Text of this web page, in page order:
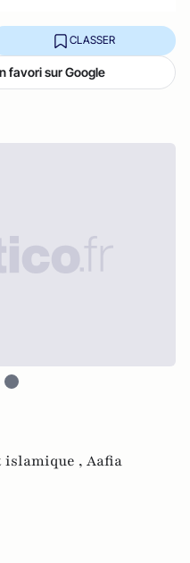
CLASSER
favori sur Google
islamique , Aafia